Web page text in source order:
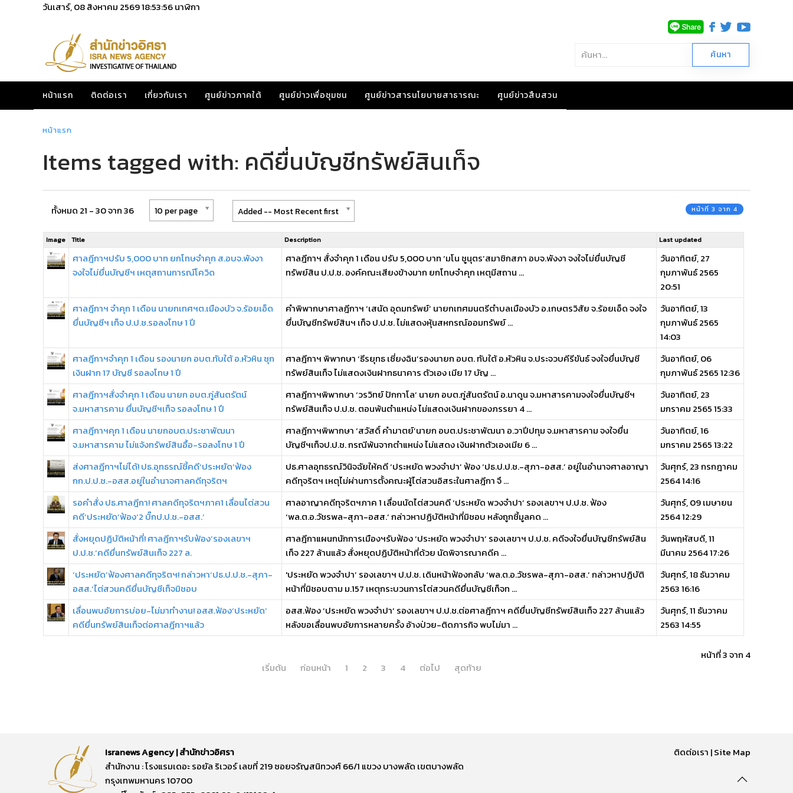
วันเสาร์, 08 สิงหาคม 256918:53:56นาฬิกา
หน้าแรก ติดต่อเรา เกี่ยวกับเรา ศูนย์ข่าวภาคใต้ ศูนย์ข่าวเพื่อชุมชน ศูนย์ข่าวสารนโยบายสาธารณะ ศูนย์ข่าวสืบสวน
หน้าแรก
Items tagged with: คดียื่นบัญชีทรัพย์สินเท็จ
ทั้งหมด 21 - 30 จาก 36 10 per page Added -- Most Recent first หน้าที่ 3 จาก 4
Image Title Description Last updated
ศาลฎีกาฯปรับ 5,000 บาท ยกโทษจําคุก ส.อบจ.พังงา
จงใจไม่ยื่นบัญชีฯ เหตุสถานการณ์โควิด
ศาลฎีกาฯ สั่งจําคุก 1 เดือน ปรับ 5,000 บาท ‘มโน ชูนุตร’สมาชิกสภา อบจ.พังงา จงใจไม่ยื่นบัญชี
ทรัพย์สิน ป.ป.ช. องค์คณะเสียงข้างมาก ยกโทษจำคุก เหตุมีสถาน ...
วันอาทิตย์, 27
กุมภาพันธ์ 2565
20:51
ศาลฎีกาฯ จําคุก 1 เดือน นายกเทศฯต.เมืองบัว จ.ร้อยเอ็ด
ยื่นบัญชีฯ เท็จ ป.ป.ช.รอลงโทษ 1 ปี
คำพิพากษาศาลฎีกาฯ ‘เสนัด อุดมทรัพย์’ นายกเทศมนตรีตําบลเมืองบัว อ.เกษตรวิสัย จ.ร้อยเอ็ด จงใจ
ยื่นบัญชีทรัพย์สินฯ เท็จ ป.ป.ช. ไม่แสดงหุ้นสหกรณ์ออมทรัพย์ ...
วันอาทิตย์, 13
กุมภาพันธ์ 2565
14:03
ศาลฎีกาฯจำคุก 1 เดือน รองนายก อบต.ทับใต้ อ.หัวหิน ซุก
เงินฝาก 17 บัญชี รอลงโทษ 1 ปี
ศาลฎีกาฯ พิพากษา ‘ธีรยุทธ เซี่ยงฉิน’รองนายก อบต. ทับใต้ อ.หัวหิน จ.ประจวบคีรีขันธ์ จงใจยื่นบัญชี
ทรัพย์สินเท็จ ไม่แสดงเงินฝากธนาคาร ตัวเอง เมีย 17 บัญ ...
วันอาทิตย์, 06
กุมภาพันธ์ 2565 12:36
ศาลฎีกาฯสั่งจําคุก 1 เดือน นายก อบต.กู่สันตรัตน์
จ.มหาสารคาม ยื่นบัญชีฯเท็จ รอลงโทษ 1 ปี
ศาลฎีกาฯพิพากษา ‘วรวิทย์ ปักกาโล’ นายก อบต.กู่สันตรัตน์ อ.นาดูน จ.มหาสารคามจงใจยื่นบัญชีฯ
ทรัพย์สินเท็จ ป.ป.ช. ตอนพ้นตำแหน่ง ไม่แสดงเงินฝากของภรรยา 4 ...
วันอาทิตย์, 23
มกราคม 2565 15:33
ศาลฎีกาฯคุก 1 เดือน นายกอบต.ประชาพัฒนา
จ.มหาสารคาม ไม่แจ้งทรัพย์สินอื้อ-รอลงโทษ 1 ปี
ศาลฎีกาฯพิพากษา ‘สวัสดิ์ คํามาตย์’นายก อบต.ประชาพัฒนา อ.วาปีปทุม จ.มหาสารคาม จงใจยื่น
บัญชีฯเท็จป.ป.ช. กรณีพ้นจากตําแหน่ง ไม่แสดง เงินฝากตัวเองเมีย 6 ...
วันอาทิตย์, 16
มกราคม 2565 13:22
ส่งศาลฎีกาฯไม่ได้! ปธ.อุทธรณ์ชี้คดี‘ประหยัด’ฟ้อง
กก.ป.ป.ช.-อสส.อยู่ในอำนาจศาลคดีทุจริตฯ
ปธ.ศาลอุทธรณ์วินิจฉัยให้คดี ‘ประหยัด พวงจำปา’ ฟ้อง ‘ปธ.ป.ป.ช.-สุภา-อสส.’ อยู่ในอำนาจศาลอาญา
คดีทุจริตฯ เหตุไม่ผ่านการตั้งคณะผู้ไต่สวนอิสระในศาลฎีกา จึ ...
วันศุกร์, 23 กรกฎาคม
2564 14:16
รอคำสั่ง ปธ.ศาลฎีกา! ศาลคดีทุจริตฯภาค1 เลื่อนไต่สวน
คดี‘ประหยัด’ฟ้อง‘2 บิ๊กป.ป.ช.-อสส.’
ศาลอาญาคดีทุจริตฯภาค 1 เลื่อนนัดไต่สวนคดี ‘ประหยัด พวงจำปา’ รองเลขาฯ ป.ป.ช. ฟ้อง
‘พล.ต.อ.วัชรพล-สุภา-อสส.’ กล่าวหาปฏิบัติหน้าที่มิชอบ หลังถูกชี้มูลคด ...
วันศุกร์, 09 เมษายน
2564 12:29
สั่งหยุดปฏิบัติหน้าที่! ศาลฎีกาฯรับฟ้อง‘รองเลขาฯ
ป.ป.ช.’คดียื่นทรัพย์สินเท็จ 227 ล.
ศาลฎีกาแผนกนักการเมืองฯรับฟ้อง ‘ประหยัด พวงจำปา’ รองเลขาฯ ป.ป.ช. คดีจงใจยื่นบัญชีทรัพย์สิน
เท็จ 227 ล้านแล้ว สั่งหยุดปฏิบัติหน้าที่ด้วย นัดพิจารณาคดีค ...
วันพฤหัสบดี, 11
มีนาคม 2564 17:26
‘ประหยัด’ฟ้องศาลคดีทุจริตฯ! กล่าวหา‘ปธ.ป.ป.ช.-สุภา-
อสส.’ไต่สวนคดียื่นบัญชีเท็จมิชอบ
'ประหยัด พวงจำปา’ รองเลขาฯ ป.ป.ช. เดินหน้าฟ้องกลับ ‘พล.ต.อ.วัชรพล-สุภา-อสส.’ กล่าวหาปฏิบัติ
หน้าที่มิชอบตาม ม.157 เหตุกระบวนการไต่สวนคดียื่นบัญชีเท็จท ...
วันศุกร์, 18 ธันวาคม
2563 16:16
เลื่อนพบอัยการบ่อย-ไม่มาทำงาน! อสส.ฟ้อง‘ประหยัด’
คดียื่นทรัพย์สินเท็จต่อศาลฎีกาฯแล้ว
อสส.ฟ้อง ‘ประหยัด พวงจำปา’ รองเลขาฯ ป.ป.ช.ต่อศาลฎีกาฯ คดียื่นบัญชีทรัพย์สินเท็จ 227 ล้านแล้ว
หลังขอเลื่อนพบอัยการหลายครั้ง อ้างป่วย-ติดภารกิจ พบไม่มา ...
วันศุกร์, 11 ธันวาคม
2563 14:55
หน้าที่ 3 จาก 4
เริ่มต้น
ก่อนหน้า 1 2 3 4 ต่อไป สุดท้าย
Isranews Agency | สำนักข่าวอิศรา
สำนักงาน : โรงแรมเดอะ รอยัล ริเวอร์ เลขที่ 219 ซอยจรัญสนิทวงศ์ 66/1 แขวง บางพลัด เขตบางพลัด
กรุงเทพมหานคร 10700
ติดต่อเรา |Site Map